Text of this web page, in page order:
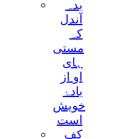
بدہ
آندل
کہ
مستی
ہای
او از
بادۂ
خویش
است
کف